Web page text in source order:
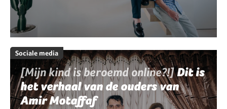
Sociale media
[Mijn kind is beroemd online?!]Dit is
het verhaal van de ouders van
Amir Motaffaf